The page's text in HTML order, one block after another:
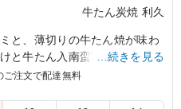
牛たん炭焼 利久
と、薄切りの牛たん焼が味わ
と牛たん入南蛮味噌を添えま
…続きを見る
ご注文で配達無料